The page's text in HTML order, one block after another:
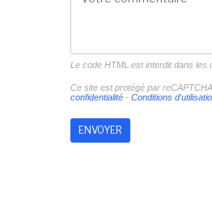
Le code HTML est interdit dans les
Ce site est protégé par
confidentialité- Conditions